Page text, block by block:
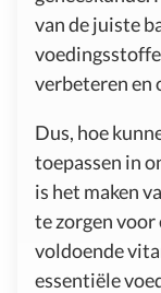
van de juiste
verbeteren en
Dus, hoe
toepassen in
is het maken
te zorgen
voldoende
essentiële